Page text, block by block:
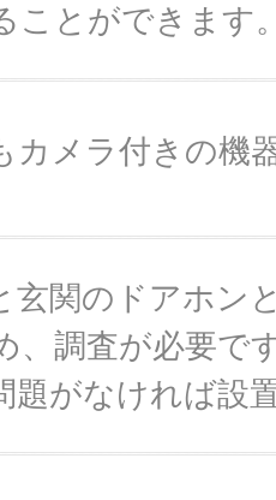
ことができます
カメラ付きの機
玄関のドアホン
、調査が必要で
題がなければ設